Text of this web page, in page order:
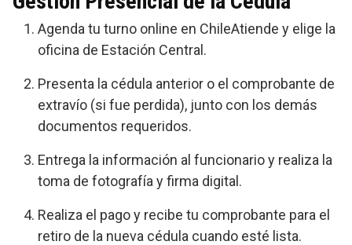
Agenda tu turno online en ChileAtiende y elige la
oficina de Estación Central.
Presenta la cédula anterior o el comprobante de
extravío (si fue perdida), junto con los demás
documentos requeridos.
Entrega la información al funcionario y realiza la
toma de fotografía y firma digital.
Realiza el pago y recibe tu comprobante para el
retiro de la nueva cédula cuando esté lista.